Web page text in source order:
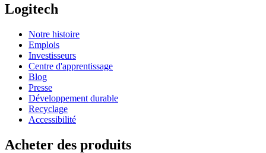
Logitech
Notre histoire
Emplois
Investisseurs
Centre d'apprentissage
Blog
Presse
Développement durable
Recyclage
Accessibilité
Acheter des produits